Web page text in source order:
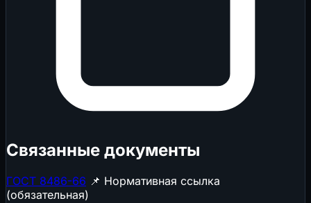
Связанные документы
ГОСТ 8486-66 📌 Нормативная ссылка
(обязательная)